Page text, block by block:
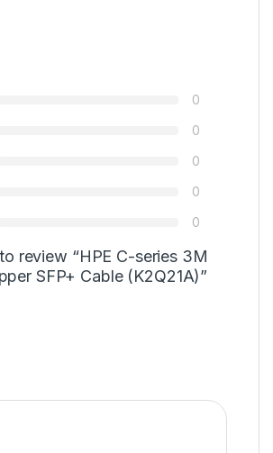
0
0
0
0
0
review “HPE C-series 3M
SFP+ Cable (K2Q21A)”